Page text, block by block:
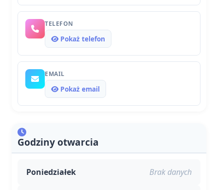
TELEFON
Pokaż telefon
EMAIL
Pokaż email
Godziny otwarcia
Poniedziałek Brak danych